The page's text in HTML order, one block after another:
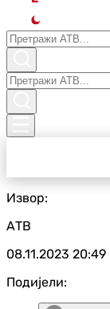
Извор:
АТВ
08.11.2023 20:49
Подијели: